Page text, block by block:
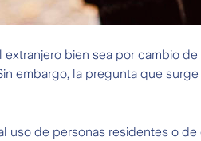
bien sea por cambio
embargo, la pregunta que
uso de personas residentes o